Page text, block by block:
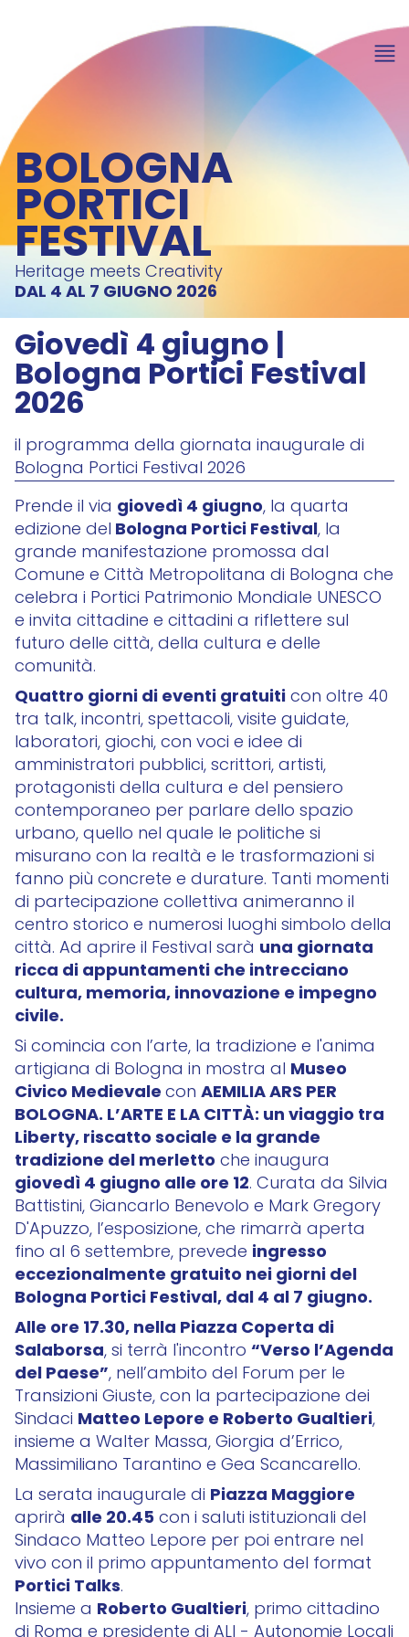
BOLOGNA
PORTICI
FESTIVAL
Heritage meets Creativity
DAL 4 AL 7 GIUGNO 2026
Giovedì 4 giugno |
Bologna Portici Festival
2026
il programma della giornata inaugurale di
Bologna Portici Festival 2026
Prende il via giovedì 4 giugno, la quarta
edizione del Bologna Portici Festival, la
grande manifestazione promossa dal
Comune e Città Metropolitana di Bologna che
celebra i Portici Patrimonio Mondiale UNESCO
e invita cittadine e cittadini a riflettere sul
futuro delle città, della cultura e delle
comunità.
Quattro giorni di eventi gratuiticon oltre 40
tra talk, incontri, spettacoli, visite guidate,
laboratori, giochi, con voci e idee di
amministratori pubblici, scrittori, artisti,
protagonisti della cultura e del pensiero
contemporaneo per parlare dello spazio
urbano, quello nel quale le politiche si
misurano con la realtà e le trasformazioni si
fanno più concrete e durature. Tanti momenti
di partecipazione collettiva animeranno il
centro storico e numerosi luoghi simbolo della
città. Ad aprire il Festival sarà una giornata
ricca di appuntamenti che intrecciano
cultura, memoria, innovazione e impegno
civile.
Si comincia con l’arte, la tradizione e l'anima
artigiana di Bologna in mostra al Museo
Civico Medievalecon AEMILIA ARS PER
BOLOGNA. L’ARTE E LA CITTÀ: un viaggio tra
Liberty, riscatto sociale e la grande
tradizione del merletto che inaugura
giovedì 4 giugno alle ore 12. Curata da Silvia
Battistini, Giancarlo Benevolo e Mark Gregory
D'Apuzzo, l’esposizione, che rimarrà aperta
fino al 6 settembre, prevede ingresso
eccezionalmente gratuito nei giorni del
Bologna Portici Festival, dal 4 al 7 giugno.
Alle ore 17.30, nella Piazza Coperta di
Salaborsa, si terrà l'incontro “Verso l’Agenda
del Paese”, nell’ambito del Forum per le
Transizioni Giuste, con la partecipazione dei
Sindaci Matteo Lepore e Roberto Gualtieri,
insieme a Walter Massa, Giorgia d’Errico,
Massimiliano Tarantino e Gea Scancarello.
La serata inaugurale di Piazza Maggiore
aprirà alle 20.45 con i saluti istituzionali del
Sindaco Matteo Lepore per poi entrare nel
vivo con il primo appuntamento del format
Portici Talks.
Insieme a Roberto Gualtieri, primo cittadino